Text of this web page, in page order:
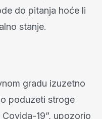
do pitanja hoće li
stanje.
gradu izuzetno
poduzeti stroge
19”, upozorio